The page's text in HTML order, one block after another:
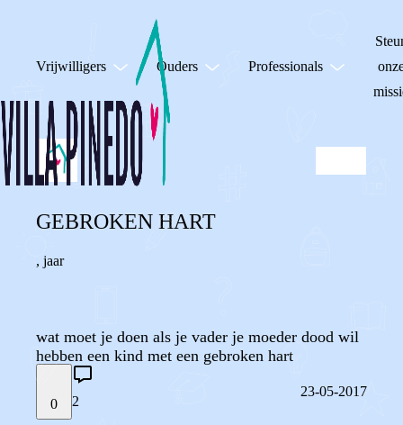
Vrijwilligers Ouders Professionals
GEBROKEN HART
, jaar
wat moet je doen als je vader je moeder dood wil
hebben een kind met een gebroken hart
0 2
23-05-2017